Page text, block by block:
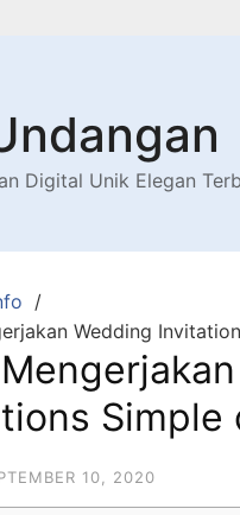
Digital Unik Elegan
Wedding
Simple
10, 2020